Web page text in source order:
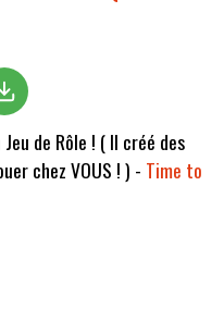
Jeu de Rôle ! ( Il créé des
chez VOUS ! ) - Time to